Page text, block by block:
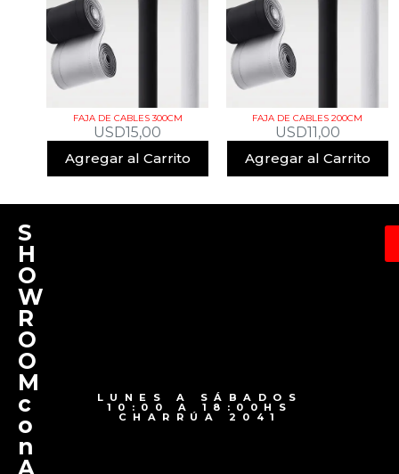
FAJA DE CABLES 300CM
USD15,00
Agregar al Carrito
FAJA DE CABLES 200CM
USD11,00
Agregar al Carrito
S
H
O
W
R
O
O
M
c
o
n
A
LUNES A SÁBADOS
10:00 A 18:00HS
CHARRÚA 2041